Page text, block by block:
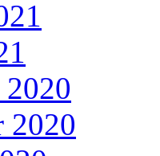
2020
2020